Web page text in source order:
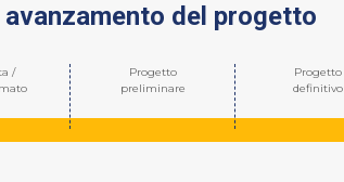
del progetto
/
Progetto
preliminare
Progetto
definitivo